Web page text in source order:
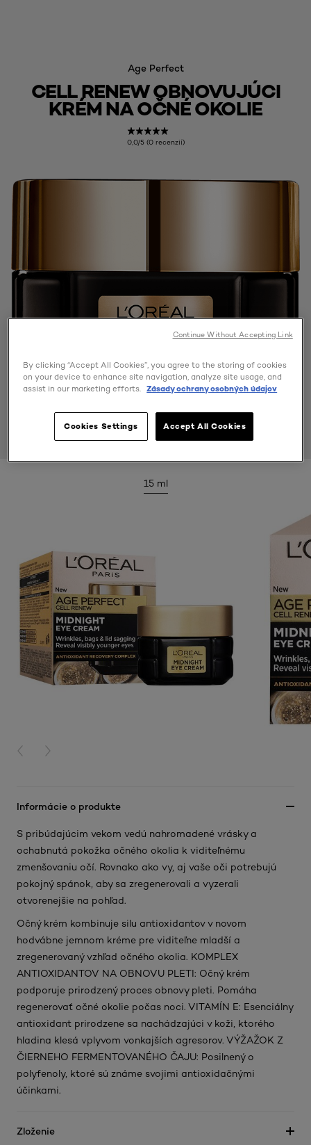
Age Perfect
CELL RENEW OBNOVUJÚCI
KRÉM NA OČNÉ OKOLIE
0,0/5 (0 recenzií)
15 ml
PREVIOUS CARD
NEXT CARD
Informácie o produkte
S pribúdajúcim vekom vedú nahromadené vrásky a
ochabnutá pokožka očného okolia k viditeľnému
zmenšovaniu očí. Rovnako ako vy, aj vaše oči potrebujú
pokojný spánok, aby sa zregenerovali a vyzerali
otvorenejšie na pohľad.
Očný krém kombinuje silu antioxidantov v novom
hodvábne jemnom kréme pre viditeľne mladší a
zregenerovaný vzhľad očného okolia. KOMPLEX
ANTIOXIDANTOV NA OBNOVU PLETI: Očný krém
podporuje prirodzený proces obnovy pleti. Pomáha
regenerovať očné okolie počas noci. VITAMÍN E: Esenciálny
antioxidant prirodzene sa nachádzajúci v koži, ktorého
hladina klesá vplyvom vonkajších agresorov. VÝŽAŽOK Z
ČIERNEHO FERMENTOVANÉHO ČAJU: Posilnený o
polyfenoly, ktoré sú známe svojimi antioxidačnými
účinkami.
Zloženie
By clicking “Accept All Cookies”, you agree to the storing of cookies
on your device to enhance site navigation, analyze site usage, and
assist in our marketing efforts. Zásady ochrany osobných údajov
Cookies Settings Accept All Cookies
Continue Without Accepting Link